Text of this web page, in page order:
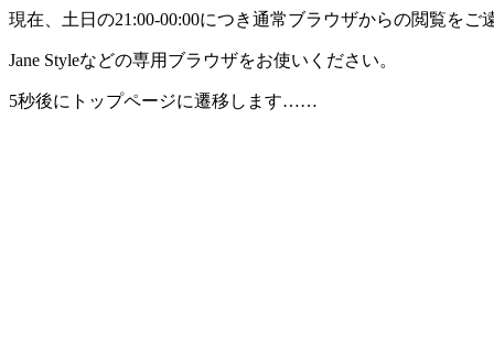
現在、土日の21:00-00:00につき通常ブラウザからの閲覧をご
Jane Styleなどの専用ブラウザをお使いください。
5秒後にトップページに遷移します……